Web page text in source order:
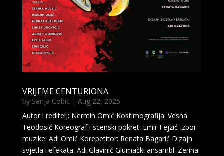
VRIJEME CENTURIONA
by Sanja Cobic| Aug 22, 2025
Autor i reditelj: Nermin Omić Kostimografija: Vesna
Teodosić Koreograf i scenski pokret: Emir Fejzić Izbor
muzike: Adi Omić Korepetitor: Renata Bagarić Dizajn
svjetla i efekata: Adi Glavinić Glumački ansambl: Zerina